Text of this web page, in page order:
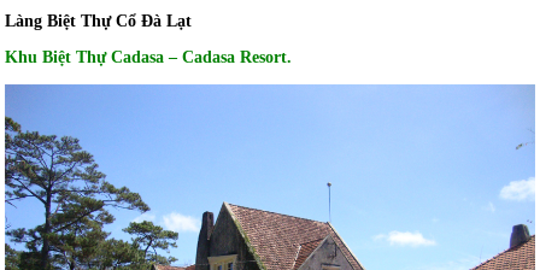
Làng Biệt Thự Cổ Đà Lạt
Khu Biệt Thự Cadasa – Cadasa Resort.